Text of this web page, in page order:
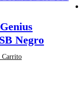
Negro
Carrito